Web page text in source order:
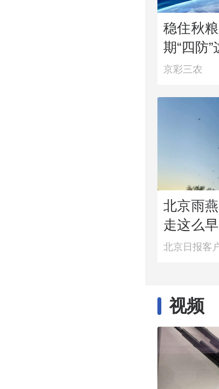
稳住秋
期“四防
京彩三农
北京雨
走这么
有关
北京日报客
视频